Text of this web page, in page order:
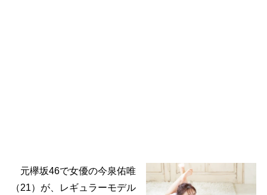
元欅坂46で女優の今泉佑唯
（21）が、レギュラーモデル